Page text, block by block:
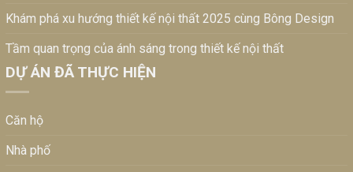
Khám phá xu hướng thiết kế nội thất 2025 cùng Bông Design
Tầm quan trọng của ánh sáng trong thiết kế nội thất
DỰ ÁN ĐÃ THỰC HIỆN
Căn hộ
Nhà phố